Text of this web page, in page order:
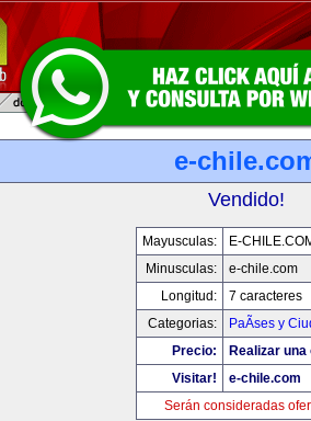
e-
Vendido!
Mayusculas:
E-
Minusculas:
e-chile.com
Longitud:
7 caracteres
Categorias:
PaÃ­ses y
Precio:
Realizar
Visitar!
e-chile.com
Serán consideradas